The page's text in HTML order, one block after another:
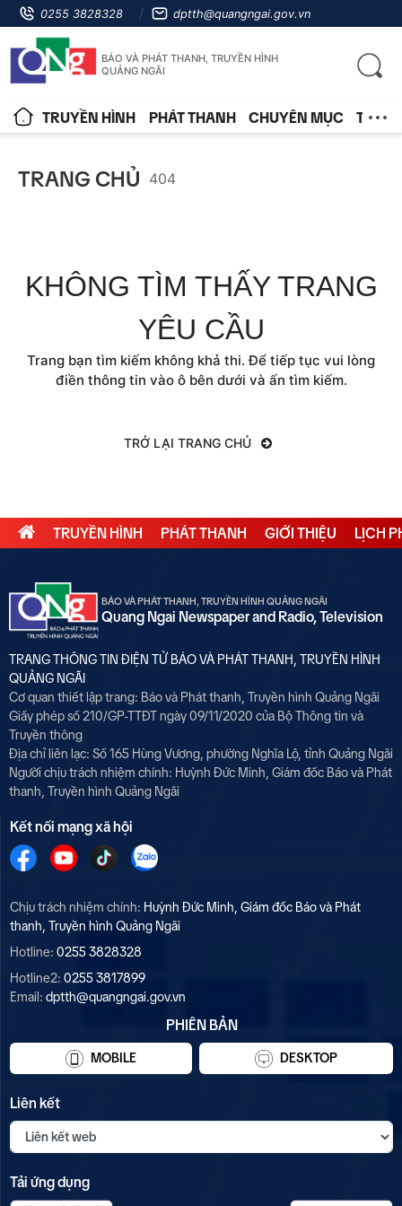
0255 3828328 dptth@quangngai.gov.vn
BÁO VÀ PHÁT THANH, TRUYỀN HÌNH
QUẢNG NGÃI
TRUYỀN HÌNH PHÁT THANH CHUYÊN MỤC TIN
TRANG CHỦ 404
KHÔNG TÌM THẤY TRANG
YÊU CẦU
Trang bạn tìm kiếm không khả thi. Để tiếp tục vui lòng
điền thông tin vào ô bên dưới và ấn tìm kiếm.
TRỞ LẠI TRANG CHỦ
TRUYỀN HÌNH PHÁT THANH GIỚI THIỆU LỊCH
BÁO VÀ PHÁT THANH, TRUYỀN HÌNH QUẢNG NGÃI
Quang Ngai Newspaper and Radio, Television
TRANG THÔNG TIN ĐIỆN TỬ BÁO VÀ PHÁT THANH, TRUYỀN HÌNH
QUẢNG NGÃI
Cơ quan thiết lập trang: Báo và Phát thanh, Truyền hình Quảng Ngãi
Giấy phép số 210/GP-TTĐT ngày 09/11/2020 của Bộ Thông tin và
Truyền thông
Địa chỉ liên lạc: Số 165 Hùng Vương, phường Nghĩa Lộ, tỉnh Quảng Ngãi
Người chịu trách nhiệm chính: Huỳnh Đức Minh, Giám đốc Báo và Phát
thanh, Truyền hình Quảng Ngãi
Kết nối mạng xã hội
Chịu trách nhiệm chính: Huỳnh Đức Minh, Giám đốc Báo và Phát
thanh, Truyền hình Quảng Ngãi
Hotline: 0255 3828328
Hotline2: 0255 3817899
Email: dptth@quangngai.gov.vn
PHIÊN BẢN
MOBILE DESKTOP
Liên kết
Tải ứng dụng